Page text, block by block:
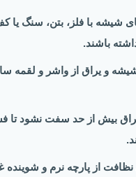
شیشه با فلز، بتن، سنگ
باشند.
و یراق از واشر و لقمه
بیش از حد سفت نشود تا
نظافت از پارچه نرم و شوینده